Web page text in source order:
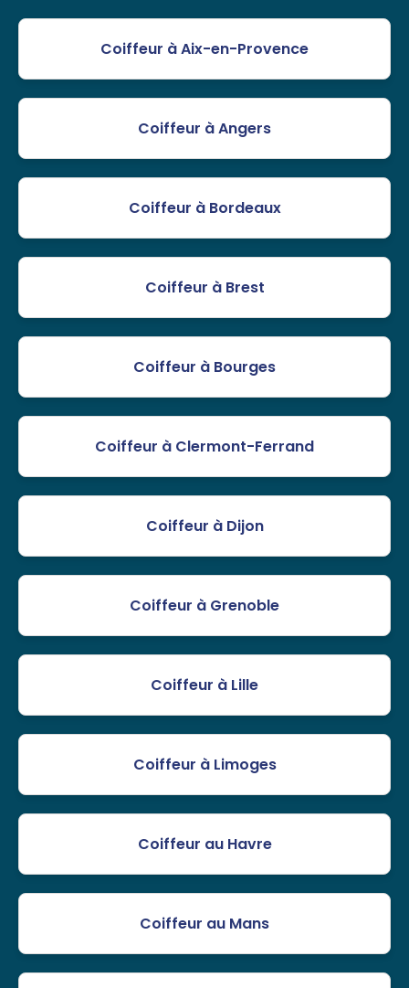
Coiffeur à Aix-en-Provence
Coiffeur à Angers
Coiffeur à Bordeaux
Coiffeur à Brest
Coiffeur à Bourges
Coiffeur à Clermont-Ferrand
Coiffeur à Dijon
Coiffeur à Grenoble
Coiffeur à Lille
Coiffeur à Limoges
Coiffeur au Havre
Coiffeur au Mans